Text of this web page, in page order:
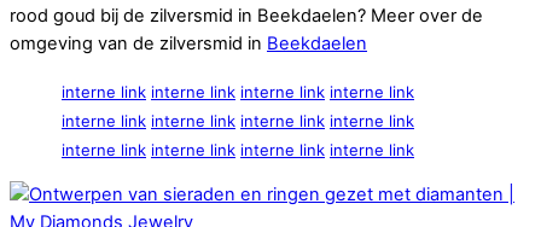
rood goud bij de zilversmid in Beekdaelen? Meer over de
omgeving van de zilversmid in Beekdaelen
interne link interne link interne link interne link
interne link interne link interne link interne link
interne link interne link interne link interne link